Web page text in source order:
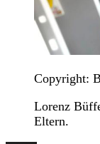
Copyright:
Lorenz
Eltern.